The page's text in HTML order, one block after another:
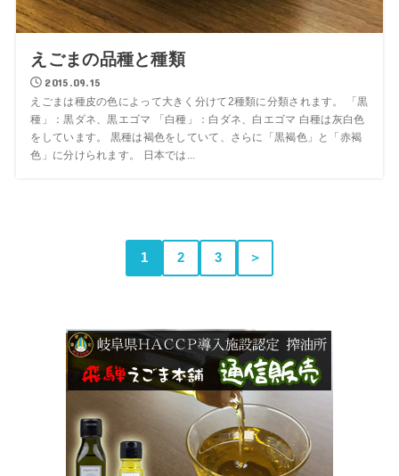
えごまの品種と種類
2015.09.15
えごまは種皮の色によって大きく分けて2種類に分類されます。 「黒
種」：黒ダネ、黒エゴマ 「白種」：白ダネ、白エゴマ 白種は灰白色
をしています。 黒種は褐色をしていて、さらに「黒褐色」と「赤褐
色」に分けられます。 日本では...
1 2 3 ＞